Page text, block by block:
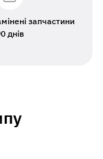
запчастини
днів